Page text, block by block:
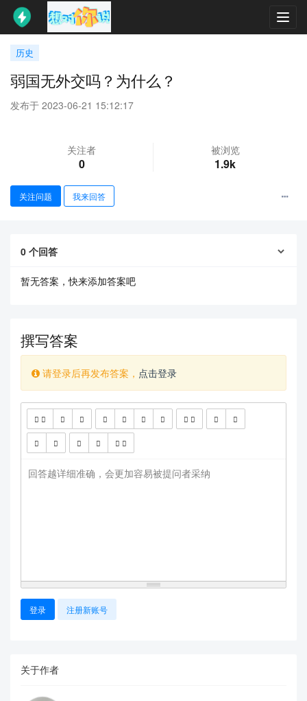
历史
弱国无外交吗？为什么？
发布于 2023-06-21 15:12:17
查看更多
关注者
0
被浏览
1.9k
关注问题 我来回答
0 个回答
暂无答案，快来添加答案吧
撰写答案
请登录后再发布答案， 点击登录
回答越详细准确，会更加容易被提问者采纳
登录 注册新账号
关于作者